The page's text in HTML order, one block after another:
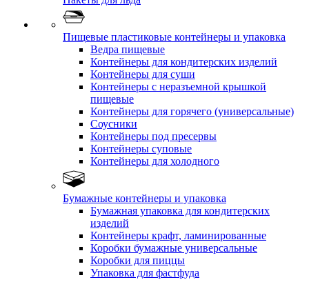
Пищевые пластиковые контейнеры и упаковка
Ведра пищевые
Контейнеры для кондитерских изделий
Контейнеры для суши
Контейнеры с неразъемной крышкой
пищевые
Контейнеры для горячего (универсальные)
Соусники
Контейнеры под пресервы
Контейнеры суповые
Контейнеры для холодного
Бумажные контейнеры и упаковка
Бумажная упаковка для кондитерских
изделий
Контейнеры крафт, ламинированные
Коробки бумажные универсальные
Коробки для пиццы
Упаковка для фастфуда